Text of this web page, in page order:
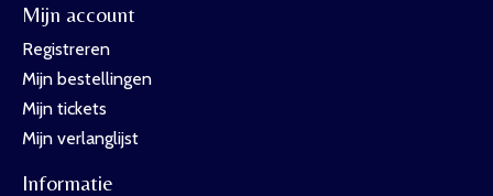
Mijn account
Registreren
Mijn bestellingen
Mijn tickets
Mijn verlanglijst
Informatie